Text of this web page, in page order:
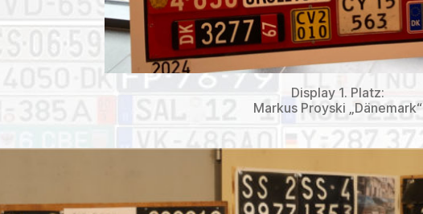
Display 1. Platz:
Markus Proyski „Dänemark“